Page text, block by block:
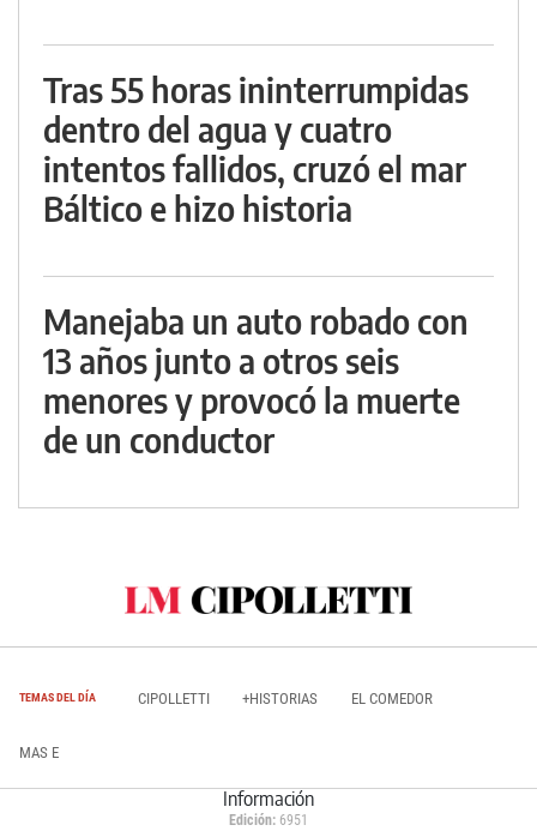
Tras 55 horas ininterrumpidas
dentro del agua y cuatro
intentos fallidos, cruzó el mar
Báltico e hizo historia
Manejaba un auto robado con
13 años junto a otros seis
menores y provocó la muerte
de un conductor
TEMAS DEL DÍA CIPOLLETTI +HISTORIAS EL COMEDOR
MAS E
Información
Edición: 6951